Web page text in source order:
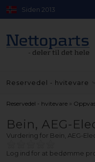
Siden 2013
Reservedel - hvitevare
Reservedel - hvitevare »
Bein, AEG-
Vurdering for Bein, AEG-
Log ind for at bedømme